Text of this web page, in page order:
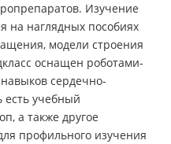
Изучение
на наглядных пособиях
модели строения
оснащен роботами-
сердечно-
есть учебный
а также другое
профильного изучения